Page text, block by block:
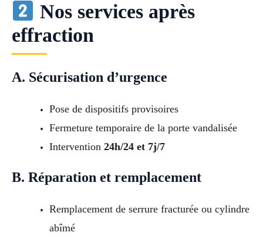
Nos services après
effraction
A. Sécurisation d’urgence
Pose de dispositifs provisoires
Fermeture temporaire de la porte vandalisée
Intervention 24h/24 et 7j/7
B. Réparation et remplacement
Remplacement de serrure fracturée ou cylindre
abîmé